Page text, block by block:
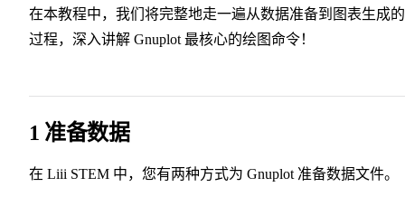
在本教程中，我们将完整地走一遍从数据准备到图表生成
过程，深入讲解 Gnuplot 最核心的绘图命令！
1 准备数据
在 Liii STEM 中，您有两种方式为 Gnuplot 准备数据文件。